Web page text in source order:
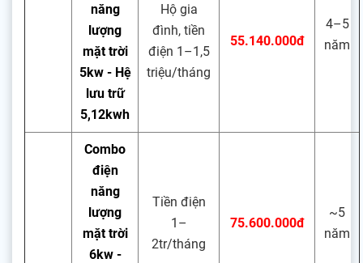
năng
lượng
mặt trời
5kw - Hệ
lưu trữ
5,12kwh
Hộ gia
đình, tiền
điện 1–1,5
triệu/tháng
55.140.000đ
4–5
năm
Combo
điện
năng
lượng
mặt trời
6kw -
Tiền điện
1–
2tr/tháng
75.600.000đ
~5
năm